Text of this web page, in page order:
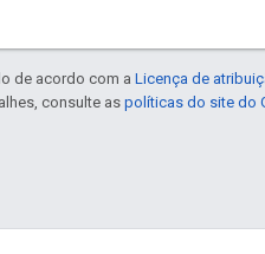
de acordo com a Licença de
consulte aspolíticas do site do